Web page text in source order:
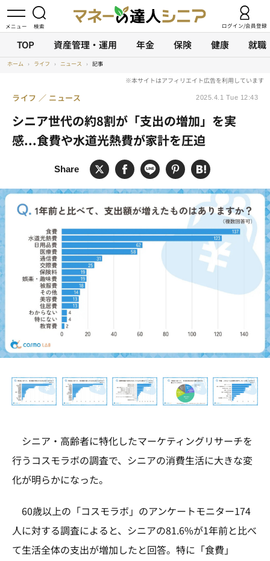
ログイン/会員登録
TOP 資産管理・運用 年金 保険 健康 就職
ホーム › ライフ › ニュース › 記事
シニア世代の約8割が「支出の増加」を実
感...食費や水道光熱費が家計を圧迫
ライフ ニュース 2025.4.1 Tue 12:43
シニア・高齢者に特化したマーケティングリサーチを
行うコスモラボの調査で、シニアの消費生活に大きな変
化が明らかになった。
60歳以上の「コスモラボ」のアンケートモニター174
人に対する調査によると、シニアの81.6%が1年前と比べ
て生活全体の支出が増加したと回答。特に「食費」